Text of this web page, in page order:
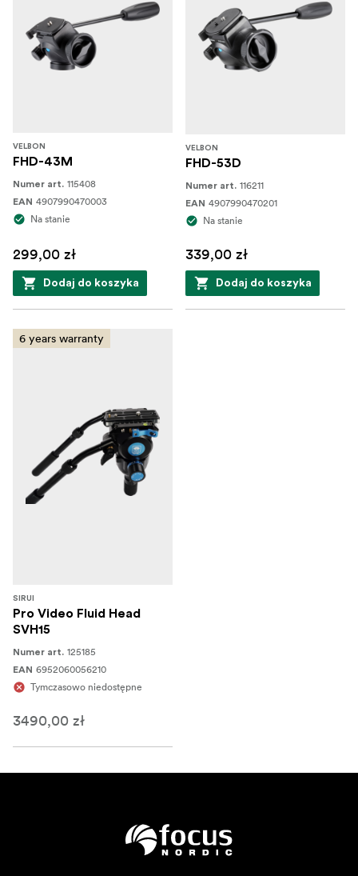
VELBON
FHD-43M
Numer art. 115408
EAN 4907990470003
Na stanie
299,00 zł
Dodaj do koszyka
VELBON
FHD-53D
Numer art. 116211
EAN 4907990470201
Na stanie
339,00 zł
Dodaj do koszyka
6 years warranty
SIRUI
Pro Video Fluid Head
SVH15
Numer art. 125185
EAN 6952060056210
Tymczasowo niedostępne
3490,00 zł